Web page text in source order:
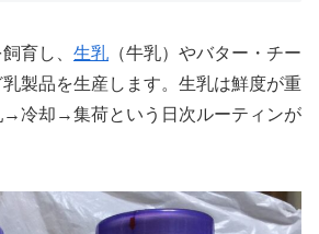
育し、 生乳 （牛乳）やバター・チー
製品を生産します。生乳は鮮度が重
→冷却→集荷という日次ルーティンが